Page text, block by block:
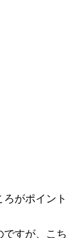
がポイント
すが、こち